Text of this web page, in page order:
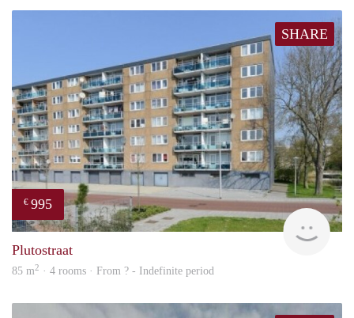
SHARE
€ 995
Plutostraat
85 m2 · 4 rooms · From ? - Indefinite period